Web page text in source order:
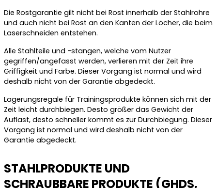
Die Rostgarantie gilt nicht bei Rost innerhalb der Stahlrohre
und auch nicht bei Rost an den Kanten der Löcher, die beim
Laserschneiden entstehen.
Alle Stahlteile und -stangen, welche vom Nutzer
gegriffen/angefasst werden, verlieren mit der Zeit ihre
Griffigkeit und Farbe. Dieser Vorgang ist normal und wird
deshalb nicht von der Garantie abgedeckt.
Lagerungsregale für Trainingsprodukte können sich mit der
Zeit leicht durchbiegen. Desto größer das Gewicht der
Auflast, desto schneller kommt es zur Durchbiegung. Dieser
Vorgang ist normal und wird deshalb nicht von der
Garantie abgedeckt.
STAHLPRODUKTE UND
SCHRAUBBARE PRODUKTE (GHDS,